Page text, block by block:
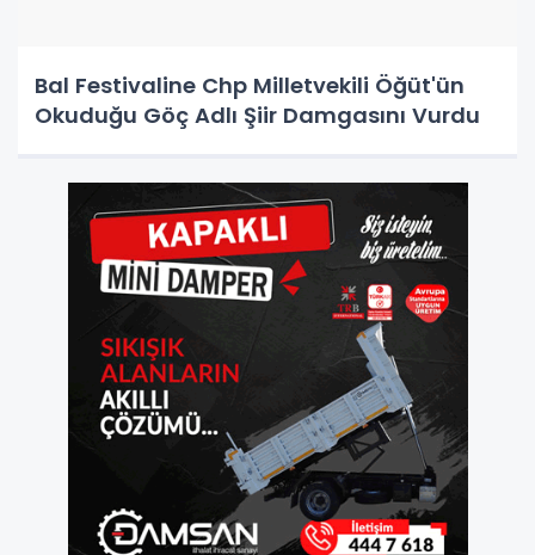
Bal Festivaline Chp Milletvekili Öğüt'ün
Okuduğu Göç Adlı Şiir Damgasını Vurdu